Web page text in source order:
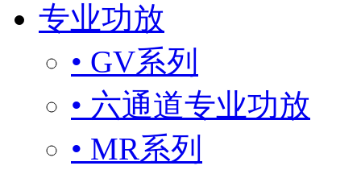
专业功放
• GV系列
• 六通道专业功放
• MR系列